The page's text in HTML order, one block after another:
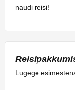
naudi reisi!
Lugege